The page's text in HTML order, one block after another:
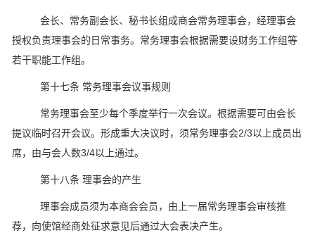
会长、常务副会长、秘书长组成商会常务理事会，经理事会
授权负责理事会的日常事务。常务理事会根据需要设财务工作组等
若干职能工作组。
第十七条 常务理事会议事规则
常务理事会至少每个季度举行一次会议。根据需要可由会长
提议临时召开会议。形成重大决议时，须常务理事会2/3以上成员出
席，由与会人数3/4以上通过。
第十八条 理事会的产生
理事会成员须为本商会会员，由上一届常务理事会审核推
荐，向使馆经商处征求意见后通过大会表决产生。